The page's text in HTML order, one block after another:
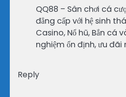
QQ88 – Sân chơi cá
đẳng cấp với hệ sinh
Casino, Nổ hũ, Bắn cá
nghiệm ổn định, ưu đãi
Reply